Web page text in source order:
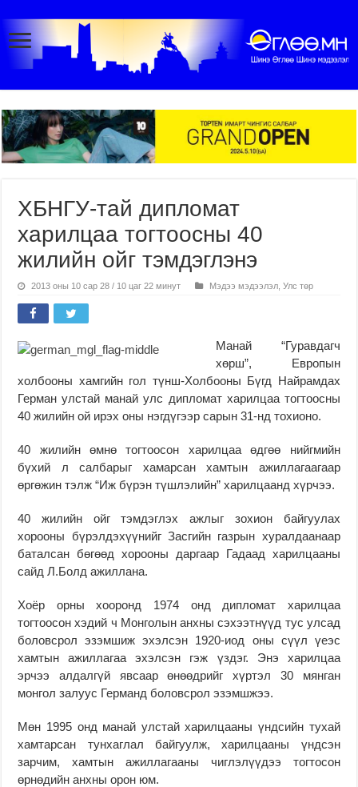
ХБНГУ-тай дипломат
харилцаа тогтоосны 40
жилийн ойг тэмдэглэнэ
2013 оны 10 сар 28 / 10 цаг 22 минут Мэдээ мэдээлэл ,Улс төр
Манай “Гуравдагч
хөрш”, Европын
холбооны хамгийн гол түнш-Холбооны Бүгд Найрамдах
Герман улстай манай улс дипломат харилцаа тогтоосны
40 жилийн ой ирэх оны нэгдүгээр сарын 31-нд тохионо.
40 жилийн өмнө тогтоосон харилцаа өдгөө нийгмийн
бүхий л салбарыг хамарсан хамтын ажиллагаагаар
өргөжин тэлж “Иж бүрэн түшлэлийн” харилцаанд хүрчээ.
40 жилийн ойг тэмдэглэх ажлыг зохион байгуулах
хорооны бүрэлдэхүүнийг Засгийн газрын хуралдаанаар
баталсан бөгөөд хорооны даргаар Гадаад харилцааны
сайд Л.Болд ажиллана.
Хоёр орны хооронд 1974 онд дипломат харилцаа
тогтоосон хэдий ч Монголын анхны сэхээтнүүд тус улсад
боловсрол эзэмшиж эхэлсэн 1920-иод оны сүүл үеэс
хамтын ажиллагаа эхэлсэн гэж үздэг. Энэ харилцаа
эрчээ алдалгүй явсаар өнөөдрийг хүртэл 30 мянган
монгол залуус Германд боловсрол эзэмшжээ.
Мөн 1995 онд манай улстай харилцааны үндсийн тухай
хамтарсан тунхаглал байгуулж, харилцааны үндсэн
зарчим, хамтын ажиллагааны чиглэлүүдээ тогтосон
өрнөдийн анхны орон юм.